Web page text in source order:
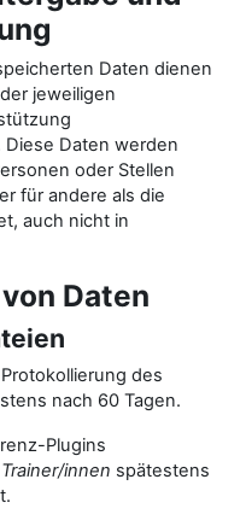
Daten dienen
jeweiligen
Daten werden
oder Stellen
für andere als die
auch nicht in
Daten
des
nach 60 Tagen.
Plugins
Trainer/innen spätestens